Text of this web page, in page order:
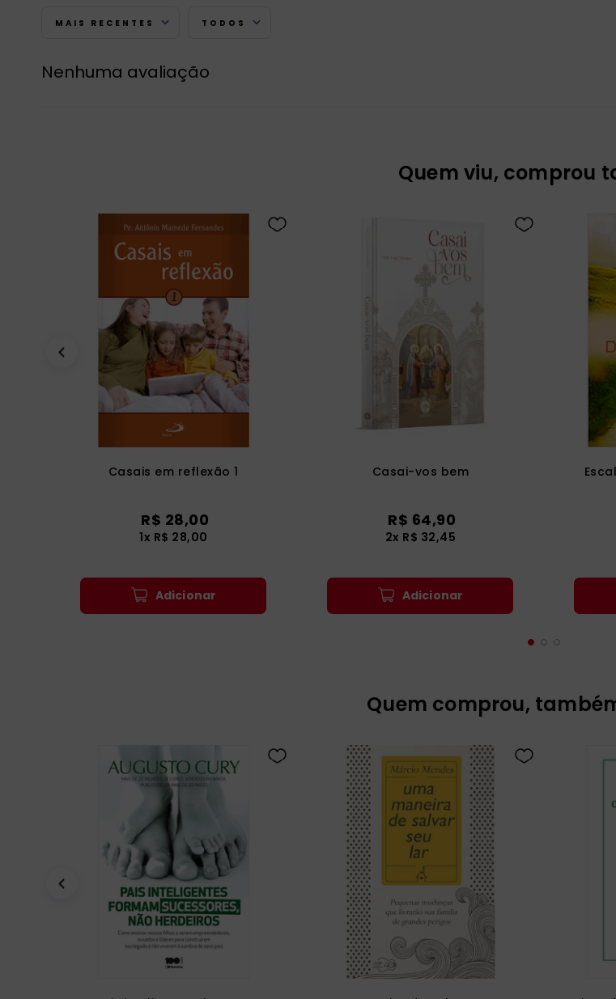
MAIS RECENTES TODOS
Nenhuma avaliação
Quem viu, comprou
Casais em reflexão 1
R$ 28,00
1x R$ 28,00
Adicionar
Casai-vos bem
R$ 64,90
2x R$ 32,45
Adicionar
Quem comprou,